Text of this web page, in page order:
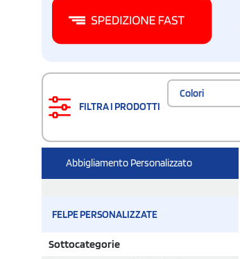
FILTRA I PRODOTTI
Colori
Abbigliamento Personalizzato
FELPE PERSONALIZZATE
Sottocategorie